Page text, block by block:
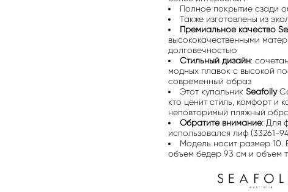
Полное покрытие сзади
Также изготовлены из
Премиальное качество
высококачественными
долговечностью
Стильный дизайн:
модных плавок с высокой
современный образ
Этот купальник Seafolly
кто ценит стиль, комфорт и
неповторимый пляжный
Обратите внимание: Для
использовался лиф (33261-
Модель носит размер 10.
объем бедер 93 см и объем